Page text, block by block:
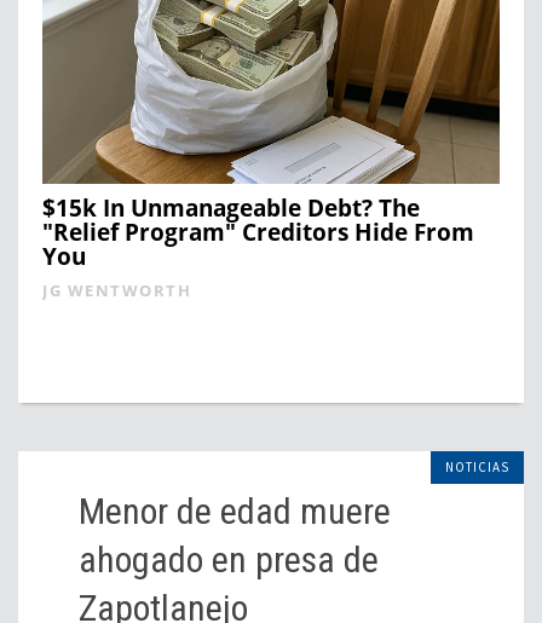
$15k In Unmanageable Debt? The
"Relief Program" Creditors Hide From
You
JG WENTWORTH
NOTICIAS
Menor de edad muere
ahogado en presa de
Zapotlanejo